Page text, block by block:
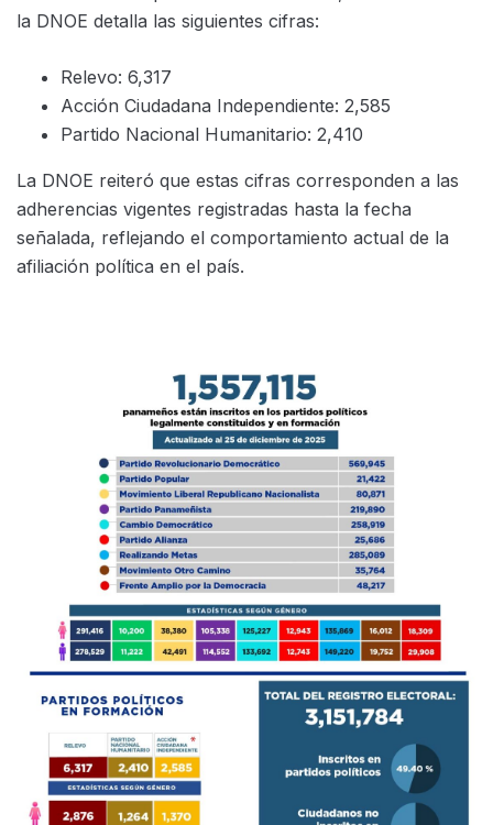
la DNOE detalla las siguientes cifras:
Relevo: 6,317
Acción Ciudadana Independiente: 2,585
Partido Nacional Humanitario: 2,410
La DNOE reiteró que estas cifras corresponden a las
adherencias vigentes registradas hasta la fecha
señalada, reflejando el comportamiento actual de la
afiliación política en el país.